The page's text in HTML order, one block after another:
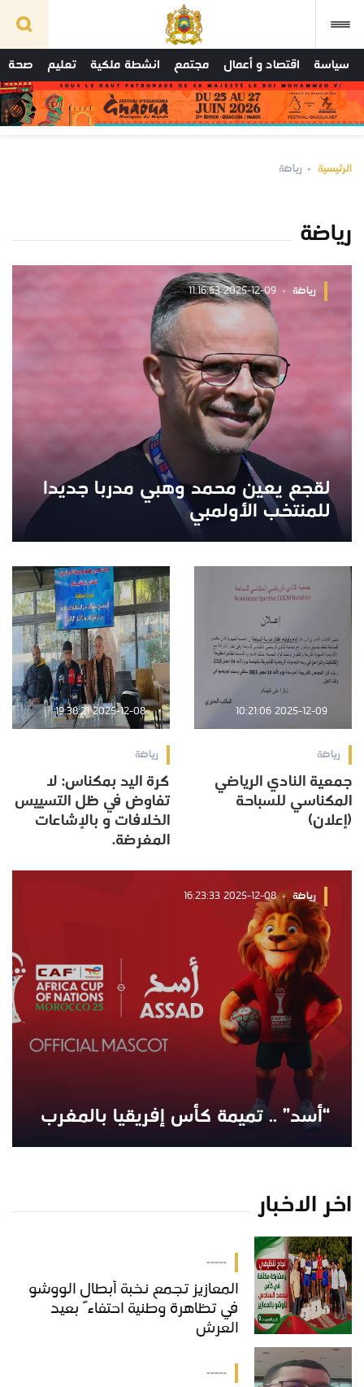
سياسة اقتصاد و أعمال مجتمع انشطة ملكية تعليم صحة
الرئيسية رياضة
رياضة
رياضة 2025-12-09 11:16:53
لقجع يعين محمد وهبي مدربا جديدا
للمنتخب الأولمبي
2025-12-09 10:21:06
رياضة
جمعية النادي الرياضي
المكناسي للسباحة
(إعلان)
2025-12-08 19:38:21
رياضة
كرة اليد بمكناس: لا
تفاوض في ظل التسييس
الخلافات و بالإشاعات
المغرضة.
رياضة 2025-12-08 16:23:33
“أسد” .. تميمة كأس إفريقيا بالمغرب
اخر الاخبار
-----
المعازيز تجمع نخبة أبطال الووشو
في تظاهرة وطنية احتفاءً بعيد
العرش
-----